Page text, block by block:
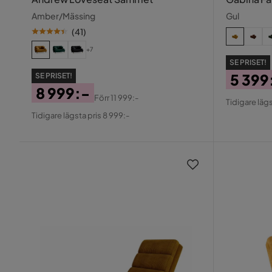
Amber/Mässing
(41)
+7
SE PRISET!
Pris
8 999:-
Original
Förr11 999:-
Tidigare lägsta pris 8 999:-
Gul
SE PRISET!
Pris
5
Tidigare